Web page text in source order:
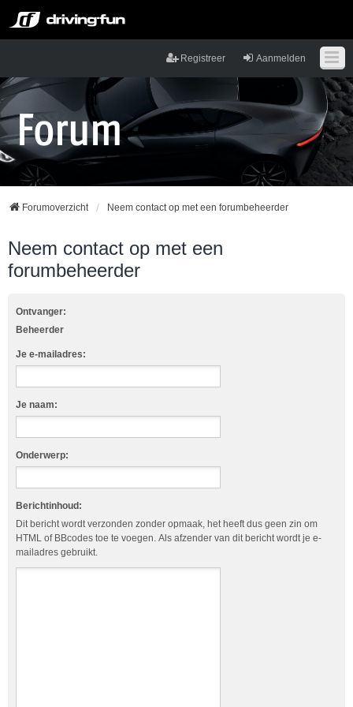
Aanmelden
Registreer
Forumoverzicht Neem contact op met een forumbeheerder
Neem contact op met een
forumbeheerder
Ontvanger:
Beheerder
Je e-mailadres:
Je naam:
Onderwerp:
Berichtinhoud:
Dit bericht wordt verzonden zonder opmaak, het heeft dus geen zin om
HTML of BBcodes toe te voegen. Als afzender van dit bericht wordt je e-
mailadres gebruikt.